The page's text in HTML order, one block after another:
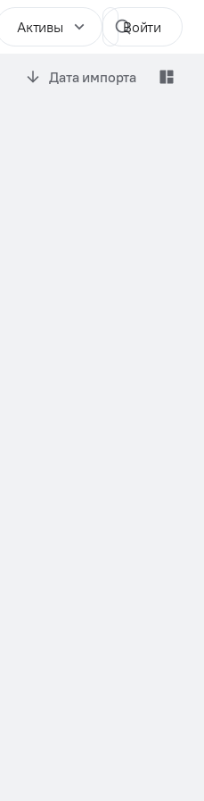
Активы Войти
Дата импорта